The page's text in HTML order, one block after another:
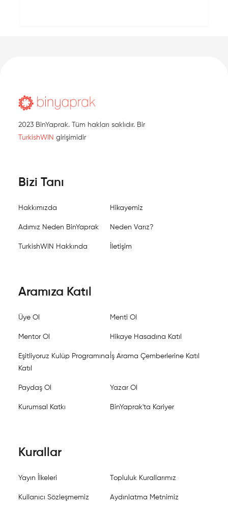
2023 BinYaprak. Tüm hakları saklıdır. Bir
TurkishWIN girişimidir
Bizi Tanı
Hakkımızda Hikayemiz
Adımız Neden BinYaprak Neden Varız?
TurkishWIN Hakkında İletişim
Aramıza Katıl
Üye Ol Menti Ol
Mentor Ol Hikaye Hasadına Katıl
Eşitliyoruz Kulüp Programına
Katıl
İş Arama Çemberlerine Katıl
Paydaş Ol Yazar Ol
Kurumsal Katkı BinYaprak'ta Kariyer
Kurallar
Yayın İlkeleri Topluluk Kurallarımız
Kullanıcı Sözleşmemiz Aydınlatma Metnimiz